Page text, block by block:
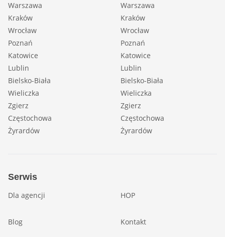
Warszawa
Kraków
Wrocław
Poznań
Katowice
Lublin
Bielsko-Biała
Wieliczka
Zgierz
Częstochowa
Żyrardów
Warszawa
Kraków
Wrocław
Poznań
Katowice
Lublin
Bielsko-Biała
Wieliczka
Zgierz
Częstochowa
Żyrardów
Serwis
Dla agencji HOP
Blog Kontakt